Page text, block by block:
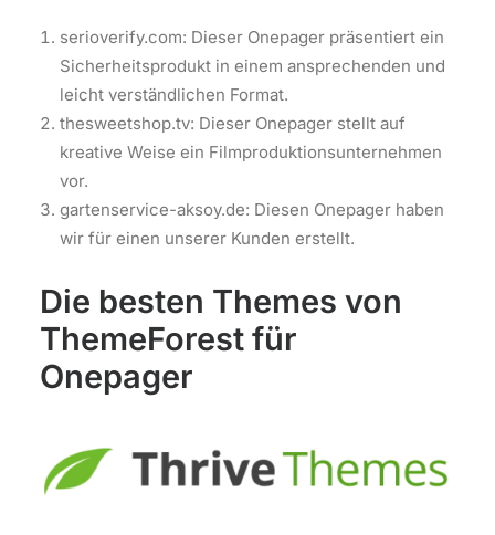
serioverify.com: Dieser Onepager präsentiert ein
Sicherheitsprodukt in einem ansprechenden und
leicht verständlichen Format.
thesweetshop.tv: Dieser Onepager stellt auf
kreative Weise ein Filmproduktionsunternehmen
vor.
gartenservice-aksoy.de: Diesen Onepager haben
wir für einen unserer Kunden erstellt.
Die besten Themes von
ThemeForest für
Onepager